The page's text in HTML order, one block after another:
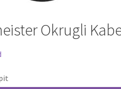
Okrugli